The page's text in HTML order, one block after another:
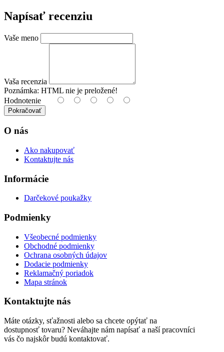
Napísať recenziu
Vaše meno
Vaša recenzia
Poznámka: HTML nie je preložené!
Hodnotenie
Pokračovať
O nás
Ako nakupovať
Kontaktujte nás
Informácie
Darčekové poukažky
Podmienky
Všeobecné podmienky
Obchodné podmienky
Ochrana osobných údajov
Dodacie podmienky
Reklamačný poriadok
Mapa stránok
Kontaktujte nás
Máte otázky, sťažnosti alebo sa chcete opýtať na
dostupnosť tovaru? Neváhajte nám napísať a naší pracovníci
vás čo najskôr budú kontaktovať.